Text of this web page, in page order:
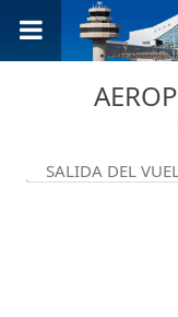
SALIDA DEL